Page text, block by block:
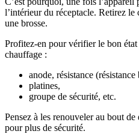
l’intérieur du réceptacle. Retirez
une brosse.
Profitez-en pour vérifier le bon état
chauffage :
anode, résistance (résistance
platines,
groupe de sécurité, etc.
Pensez à les renouveler au bout
pour plus de sécurité.